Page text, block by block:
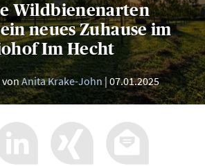
Wildbienenarten
neues Zuhause im
Im Hecht
vonAnita Krake-John 07.01.2025